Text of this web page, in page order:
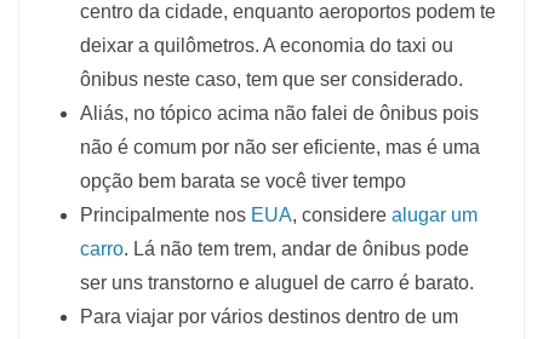
centro da cidade, enquanto aeroportos podem te
deixar a quilômetros. A economia do taxi ou
ônibus neste caso, tem que ser considerado.
Aliás, no tópico acima não falei de ônibus pois
não é comum por não ser eficiente, mas é uma
opção bem barata se você tiver tempo
Principalmente nos EUA, considere alugar um
carro. Lá não tem trem, andar de ônibus pode
ser uns transtorno e aluguel de carro é barato.
Para viajar por vários destinos dentro de um